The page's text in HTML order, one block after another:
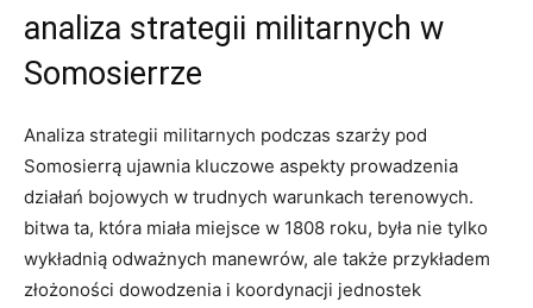
analiza ⁤strategii ​militarnych w
Somosierrze
Analiza⁢ strategii militarnych podczas⁢ szarży pod
Somosierrą ujawnia kluczowe aspekty prowadzenia
⁢działań‍ bojowych w trudnych warunkach terenowych.
⁤bitwa ta, ​która miała ⁢miejsce w 1808 roku,⁣ była nie tylko
wykładnią odważnych manewrów, ale także przykładem
złożoności dowodzenia i ⁢koordynacji jednostek